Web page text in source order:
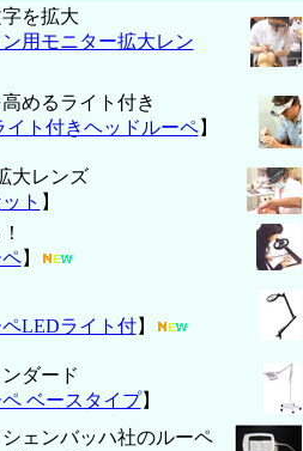
を拡大
用モニター拡大レン
めるライト付き
イト付きヘッドルーペ】
大レンズ
ト 】
】
LEDライト付】
ダード
ベースタイプ】
シェンバッハ社のルーペ